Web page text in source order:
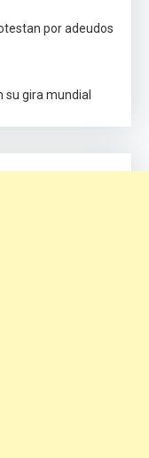
por adeudos
su gira mundial